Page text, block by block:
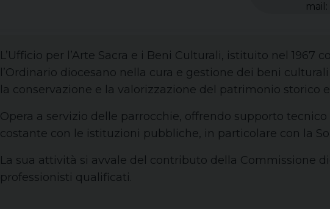
mail:
L’Ufficio per l’Arte Sacra e i Beni Culturali, istituito nel 1967
l’Ordinario diocesano nella cura e gestione dei beni
la conservazione e la valorizzazione del patrimonio storico
Opera a servizio delle parrocchie, offrendo supporto
costante con le istituzioni pubbliche, in particolare con la
La sua attività si avvale del contributo della Commissione
professionisti qualificati.